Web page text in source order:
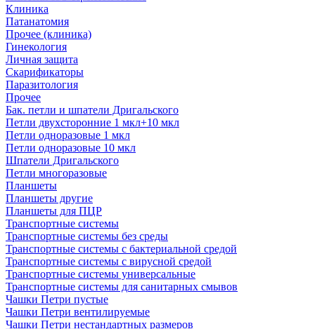
Клиника
Патанатомия
Прочее (клиника)
Гинекология
Личная защита
Скарификаторы
Паразитология
Прочее
Бак. петли и шпатели Дригальского
Петли двухсторонние 1 мкл+10 мкл
Петли одноразовые 1 мкл
Петли одноразовые 10 мкл
Шпатели Дригальского
Петли многоразовые
Планшеты
Планшеты другие
Планшеты для ПЦР
Транспортные системы
Транспортные системы без среды
Транспортные системы с бактериальной средой
Транспортные системы с вирусной средой
Транспортные системы универсальные
Транспортные системы для санитарных смывов
Чашки Петри пустые
Чашки Петри вентилируемые
Чашки Петри нестандартных размеров